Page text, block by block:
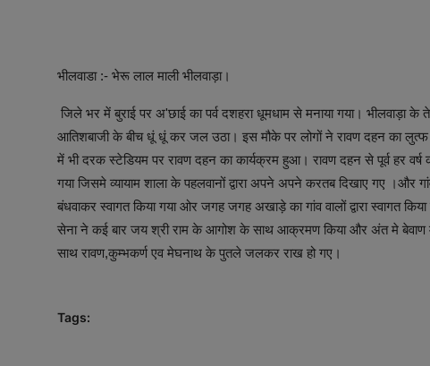
भीलवाडा :- भेरू लाल माली भीलवाड़ा।
जिले भर में बुराई पर अ'छाई का पर्व दशहरा धूमधाम से मनाया गया। भीलवाड़ा के
आतिशबाजी के बीच धूं धूं कर जल उठा। इस मौके पर लोगों ने रावण दहन का लुत्फ
में भी दरक स्टेडियम पर रावण दहन का कार्यक्रम हुआ। रावण दहन से पूर्व हर
गया जिसमे व्यायाम शाला के पहलवानों द्वारा अपने अपने करतब दिखाए गए ।और
बंधवाकर स्वागत किया गया ओर जगह जगह अखाड़े का गांव वालों द्वारा स्वागत
सेना ने कई बार जय श्री राम के आगोश के साथ आक्रमण किया और अंत मे बेवाण में
साथ रावण,कुम्भकर्ण एव मेघनाथ के पुतले जलकर राख हो गए।
Tags: